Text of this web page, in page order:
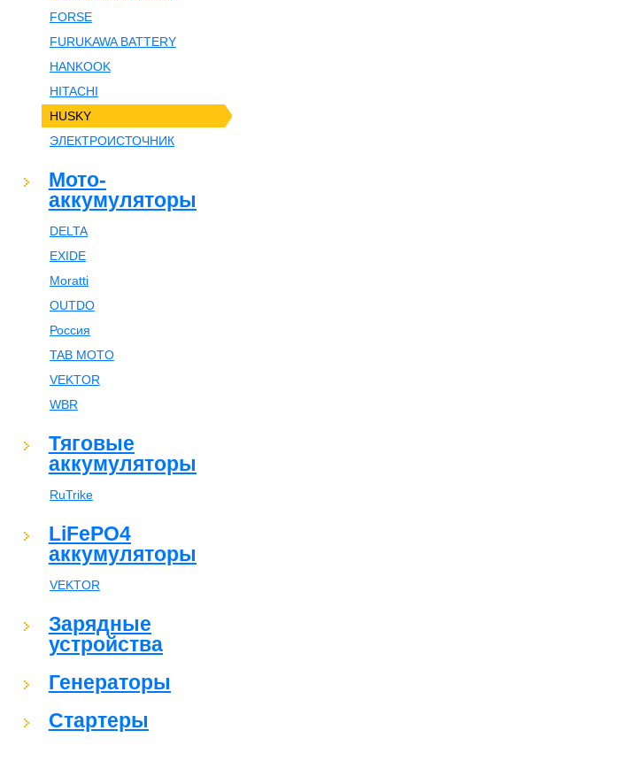
FORSE
FURUKAWA BATTERY
HANKOOK
HITACHI
HUSKY
ЭЛЕКТРОИСТОЧНИК
Мото-
аккумуляторы
DELTA
EXIDE
Moratti
OUTDO
Россия
TAB MOTO
VEKTOR
WBR
Тяговые
аккумуляторы
RuTrike
LiFePO4
аккумуляторы
VEKTOR
Зарядные
устройства
Генераторы
Стартеры